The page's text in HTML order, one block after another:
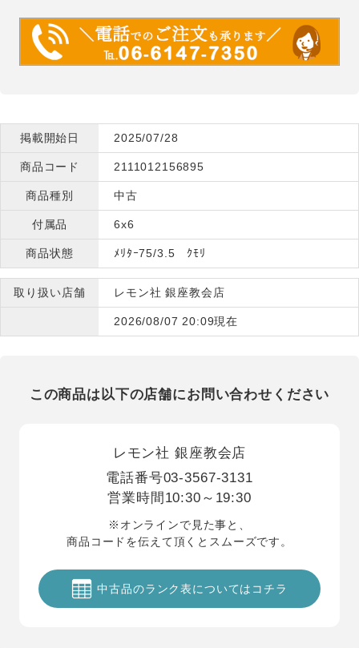
掲載開始日 2025/07/28
商品コード 2111012156895
商品種別 中古
付属品 6x6
商品状態 ﾒﾘﾀｰ75/3.5 ｸﾓﾘ
取り扱い店舗 レモン社 銀座教会店
2026/08/07 20:09現在
この商品は以下の店舗にお問い合わせください
レモン社 銀座教会店
電話番号03-3567-3131
営業時間 10:30～19:30
※オンラインで見た事と、
商品コードを伝えて頂くとスムーズです。
中古品のランク表についてはコチラ